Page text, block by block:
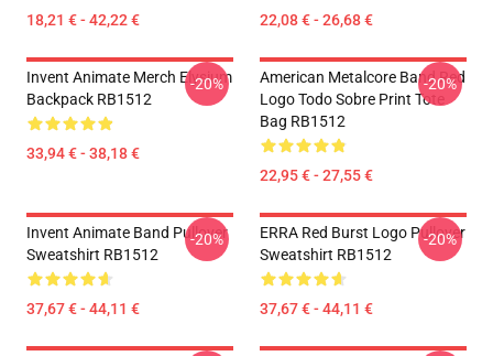
18,21 € - 42,22 € 22,08 € - 26,68 €
Invent Animate Merch Elysium
Backpack RB1512
33,94 € - 38,18 €
-20%
American Metalcore Band Red
Logo Todo Sobre Print Tote
Bag RB1512
22,95 € - 27,55 €
-20%
Invent Animate Band Pullover
Sweatshirt RB1512
37,67 € - 44,11 €
-20%
ERRA Red Burst Logo Pullover
Sweatshirt RB1512
37,67 € - 44,11 €
-20%